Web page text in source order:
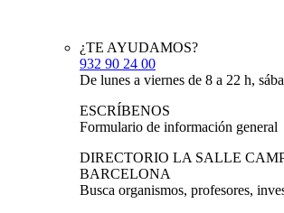
¿TE AYUDAMOS?
932 90 24 00
De lunes a viernes de 8 a 22 h,
ESCRÍBENOS
Formulario de información general
DIRECTORIO LA SALLE
BARCELONA
Busca organismos, profesores,